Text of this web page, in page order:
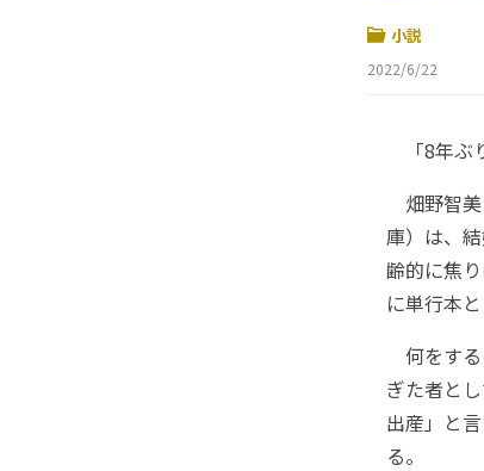
小説
2022/6/22
「8年ぶ
畑野智美
庫）は、
齢的に焦
に単行本
何をす
ぎた者と
出産」と
る。